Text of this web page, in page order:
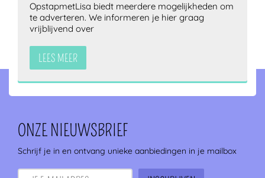
OpstapmetLisa biedt meerdere mogelijkheden om
te adverteren. We informeren je hier graag
vrijblijvend over
LEES MEER
ONZE NIEUWSBRIEF
Schrijf je in en ontvang unieke aanbiedingen in je mailbox